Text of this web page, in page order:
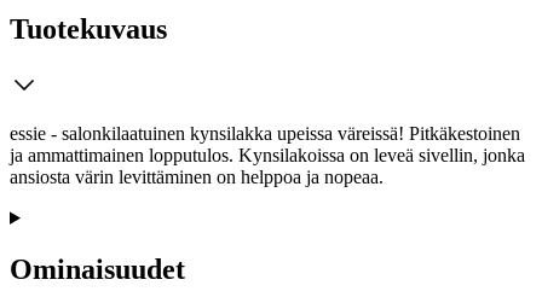
Tuotekuvaus
essie - salonkilaatuinen kynsilakka upeissa väreissä! Pitkäkestoinen
ja ammattimainen lopputulos. Kynsilakoissa on leveä sivellin, jonka
ansiosta värin levittäminen on helppoa ja nopeaa.
Ominaisuudet